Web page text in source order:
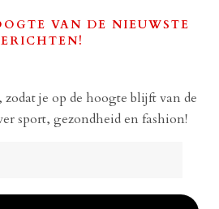
VAN DE NIEUWSTE
je op de hoogte blijft van de
sport, gezondheid en fashion!